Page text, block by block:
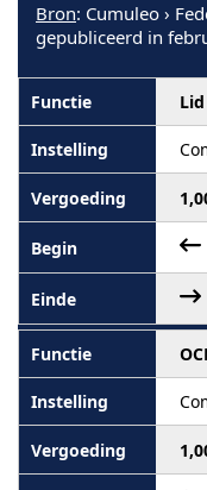
Bron: Cumuleo ›
gepubliceerd in